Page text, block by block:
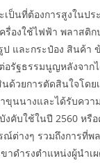
ป็นที่ต้องการสูงในป
รื่องใช้ไฟฟ้า พลาส
ป และกระป๋อง สินค้
รัฐธรรมนูญหลังจาก
ด้วยการตัดสินใจโ
นนางและได้รับคว
คับใช้ในปี 2560 ห
ต่างๆ รวมถึงการที่
าดำรงตำแหน่งผู้นำ